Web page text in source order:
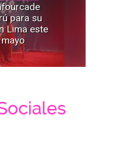
para su
Lima este